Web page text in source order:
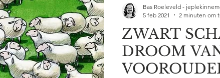
ZWART
DROOM
Bas Roeleveld -
5 feb 2021
2 minuten om